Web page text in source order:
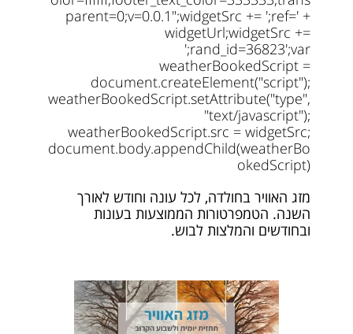
parent=0;v=0.0.1";widgetSrc += ';ref=' +
widgetUrl;widgetSrc +=
';rand_id=36823';var
weatherBookedScript =
document.createElement("script");
weatherBookedScript.setAttribute("type",
"text/javascript");
weatherBookedScript.src = widgetSrc;
document.body.appendChild(weatherBo
okedScript)
מזג האוויר בחולדה, לכל עונה וחודש לאורך
השנה. הטמפרטורות הממוצעות בעונות
ובחודשים והמלצות לבוש.